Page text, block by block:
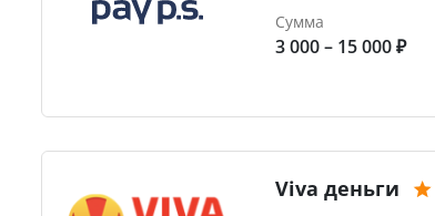
Сумма
3 000 – 15 000 ₽
Viva деньги